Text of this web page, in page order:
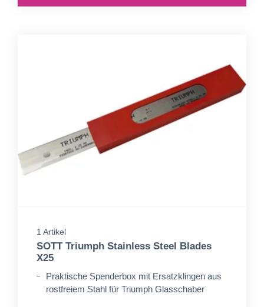
1 Artikel
SOTT Triumph Stainless Steel Blades
X25
Praktische Spenderbox mit Ersatzklingen aus
rostfreiem Stahl für Triumph Glasschaber